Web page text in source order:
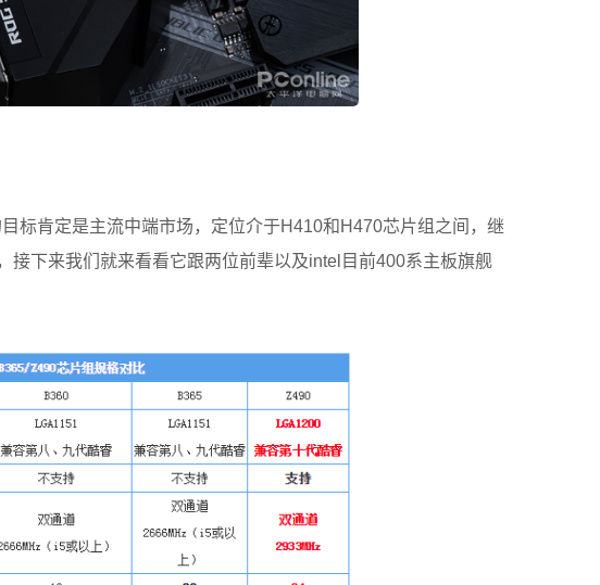
标肯定是主流中端市场，定位介于H410和H470芯片组之间，继
接下来我们就来看看它跟两位前辈以及intel目前400系主板旗舰